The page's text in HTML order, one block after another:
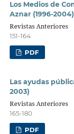
Los Medios de
Aznar (1996-
Revistas Anteriores
151-164
PDF
Las ayudas
2003)
Revistas Anteriores
165-180
PDF